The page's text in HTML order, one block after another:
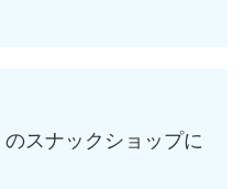
のスナックショップに